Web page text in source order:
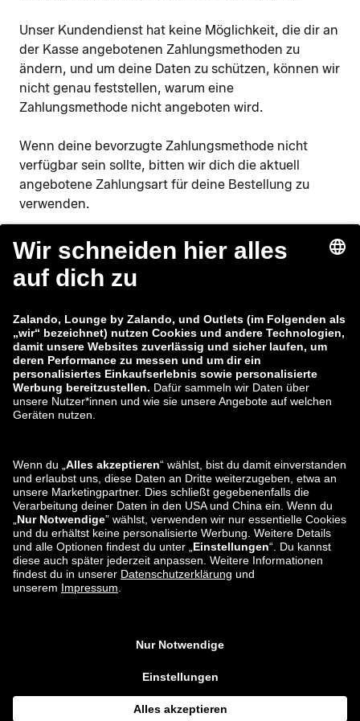
Unser Kundendienst hat keine Möglichkeit, die dir an
der Kasse angebotenen Zahlungsmethoden zu
ändern, und um deine Daten zu schützen, können wir
nicht genau feststellen, warum eine
Zahlungsmethode nicht angeboten wird.
Wenn deine bevorzugte Zahlungsmethode nicht
verfügbar sein sollte, bitten wir dich die aktuell
angebotene Zahlungsart für deine Bestellung zu
verwenden.
Lounge by Zalando
Datenschutzerklärung
Impressum
AGB
Widerruf
Karriere
Produktsicherheit
Zahlungsarten Versand- und Lieferpartner